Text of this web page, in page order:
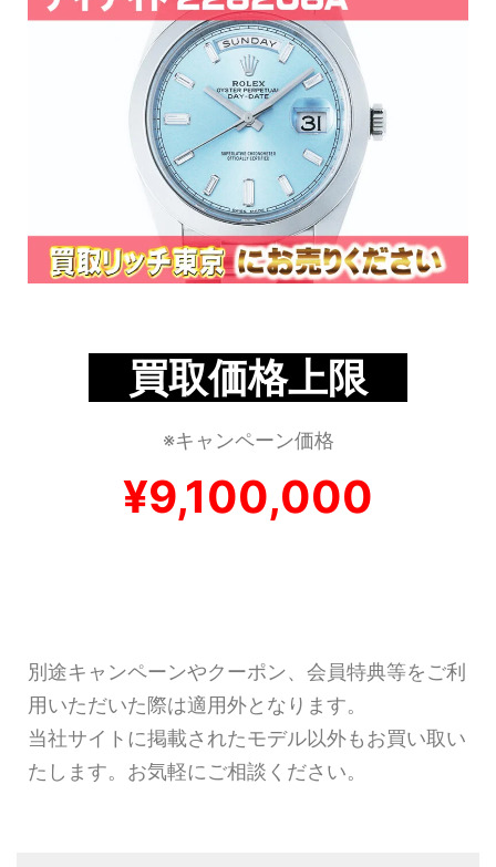
買取価格上限
※キャンペーン価格
¥9,100,000
別途キャンペーンやクーポン、会員特典等をご利
用いただいた際は適用外となります。
当社サイトに掲載されたモデル以外もお買い取い
たします。お気軽にご相談ください。